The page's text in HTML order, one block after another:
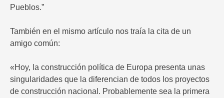
Pueblos.”
También en el mismo artículo nos traía la cita de un
amigo común:
«Hoy, la construcción política de Europa presenta unas
singularidades que la diferencian de todos los proyectos
de construcción nacional. Probablemente sea la primera